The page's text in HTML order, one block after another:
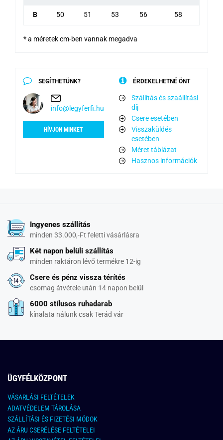
B 50 51 53 56 58
* a méretek cm-ben vannak megadva
SEGÍTHETÜNK?
info@legyferfi.hu
HÍVJON MINKET
ÉRDEKELHETNÉ ÖNT
Szállítás és szaállítási
díj
Csere esetében
Visszaküldés
esetében
Méret táblázat
Hasznos információk
Ingyenes szállítás
minden 33.000,-Ft feletti vásárlásra
Két napon belüli szállítás
minden raktáron lévő termékre 12-ig
Csere és pénz vissza térítés
csomag átvétele után 14 napon belül
6000 stílusos ruhadarab
kínalata nálunk csak Terád vár
ÜGYFÉLKÖZPONT
VÁSARLÁSI FELTÉTELEK
ADATVÉDELEM TÁROLÁSA
SZÁLLÍTÁSI ÉS FIZETÉSI MÓDOK
AZ ÁRU CSERÉLÉSE FELTÉTELEI